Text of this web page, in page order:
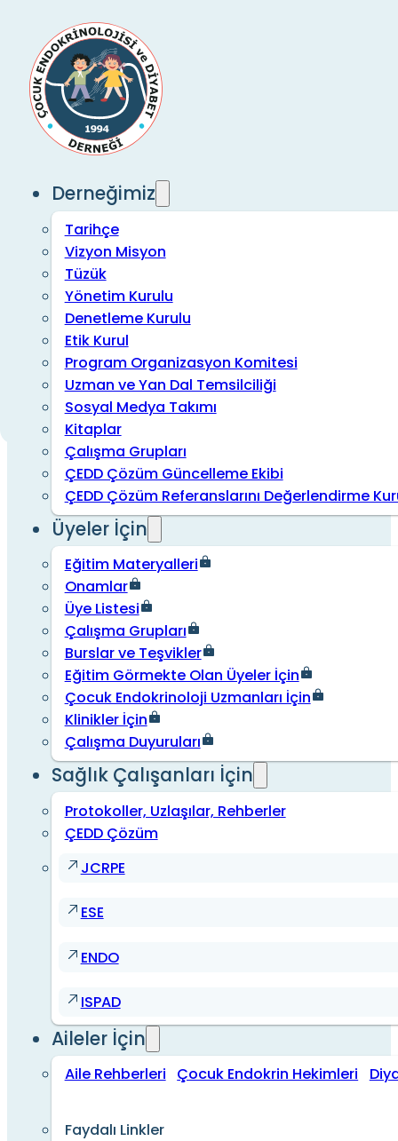
Derneğimiz
Tarihçe
Vizyon Misyon
Tüzük
Yönetim Kurulu
Denetleme Kurulu
Etik Kurul
Program Organizasyon Komitesi
Uzman ve Yan Dal Temsilciliği
Sosyal Medya Takımı
Kitaplar
Çalışma Grupları
ÇEDD Çözüm Güncelleme Ekibi
ÇEDD Çözüm Referanslarını Değerlendirme
Üyeler İçin
Eğitim Materyalleri
Onamlar
Üye Listesi
Çalışma Grupları
Burslar ve Teşvikler
Eğitim Görmekte Olan Üyeler İçin
Çocuk Endokrinoloji Uzmanları İçin
Klinikler İçin
Çalışma Duyuruları
Sağlık Çalışanları İçin
Protokoller, Uzlaşılar, Rehberler
ÇEDD Çözüm
JCRPE
ESE
ENDO
ISPAD
Aileler İçin
Aile Rehberleri Çocuk Endokrin Hekimleri
Faydalı Linkler